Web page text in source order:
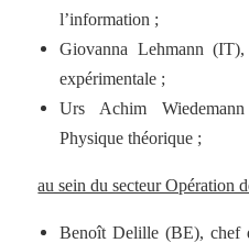
l’information ;
Giovanna Lehmann
expérimentale ;
Urs Achim
Physique théorique ;
au sein du secteur Opération
Benoît Delille (BE), chef